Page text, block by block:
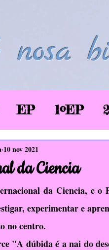
EP 1ºEP
Corentena
Biblioteca
da Ciencia
10 nov 2021
da Ciencia, e o
experimentar e
no centro.
"A dúbida é a nai do